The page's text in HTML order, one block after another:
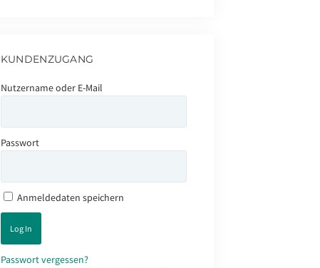
KUNDENZUGANG
Nutzername oder E-Mail
Passwort
Anmeldedaten speichern
Passwort vergessen?